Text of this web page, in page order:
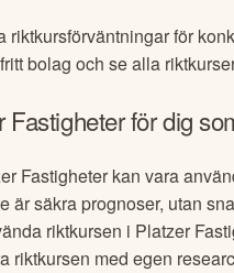
riktkursförväntningar för
bolag och se alla
Fastigheterför dig
Fastigheter kan vara
är säkra prognoser, utan
riktkursen i Platzer
riktkursen med egen